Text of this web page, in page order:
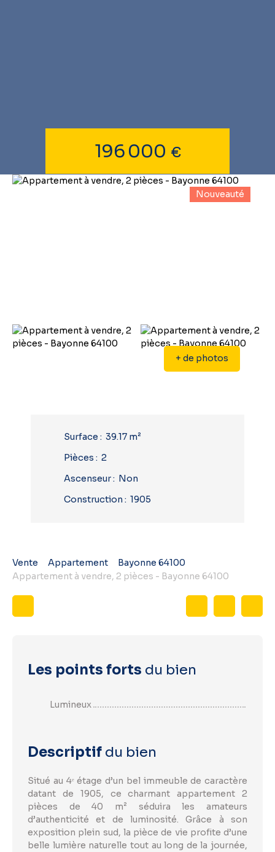
196 000 €
Nouveauté
+ de photos
Surface : 39.17 m²
Pièces : 2
Ascenseur: Non
Construction : 1905
Vente Appartement
Bayonne 64100
Appartement à vendre, 2 pièces - Bayonne 64100
Les points forts du bien
Lumineux
Descriptif du bien
Situé au 4ᵉ étage d’un bel immeuble de caractère
datant de 1905, ce charmant appartement 2
pièces de 40 m² séduira les amateurs
d’authenticité et de luminosité. Grâce à son
exposition plein sud, la pièce de vie profite d’une
belle lumière naturelle tout au long de la journée,